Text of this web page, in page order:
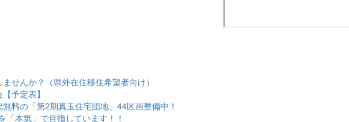
せんか？（県外在住移住希望者向け）
予定表】
料の「第2期真玉住宅団地」44区画整備中！
「本気」で目指しています！！